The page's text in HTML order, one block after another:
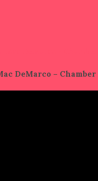
DeMarco –